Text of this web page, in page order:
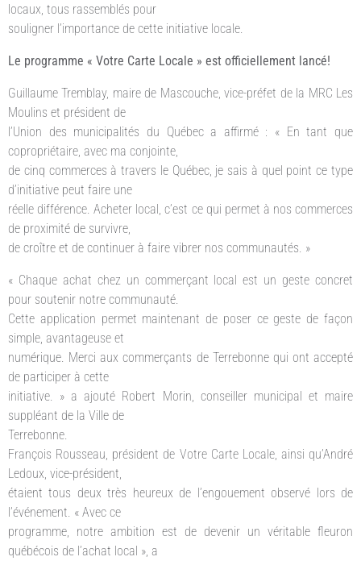
locaux, tous rassemblés pour
souligner l’importance de cette initiative locale.
Le programme « Votre Carte Locale » est officiellement lancé!
Guillaume Tremblay, maire de Mascouche, vice-préfet de la MRC Les
Moulins et président de
l’Union des municipalités du Québec a affirmé : « En tant que
copropriétaire, avec ma conjointe,
de cinq commerces à travers le Québec, je sais à quel point ce type
d’initiative peut faire une
réelle différence. Acheter local, c’est ce qui permet à nos commerces
de proximité de survivre,
de croître et de continuer à faire vibrer nos communautés. »
« Chaque achat chez un commerçant local est un geste concret
pour soutenir notre communauté.
Cette application permet maintenant de poser ce geste de façon
simple, avantageuse et
numérique. Merci aux commerçants de Terrebonne qui ont accepté
de participer à cette
initiative. » a ajouté Robert Morin, conseiller municipal et maire
suppléant de la Ville de
Terrebonne.
François Rousseau, président de Votre Carte Locale, ainsi qu’André
Ledoux, vice-président,
étaient tous deux très heureux de l’engouement observé lors de
l’événement. « Avec ce
programme, notre ambition est de devenir un véritable fleuron
québécois de l’achat local », a